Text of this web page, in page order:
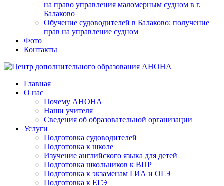
на право управления маломерным судном в г.
Балаково
Обучение судоводителей в Балаково: получение
прав на управление судном
Фото
Контакты
Главная
О нас
Почему АНОНА
Наши учителя
Сведения об образовательной организации
Услуги
Подготовка судоводителей
Подготовка к школе
Изучение английского языка для детей
Подготовка школьников к ВПР
Подготовка к экзаменам ГИА и ОГЭ
Подготовка к ЕГЭ